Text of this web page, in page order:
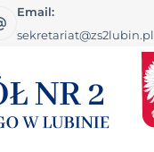
Email:
sekretariat@zs2lubin.pl